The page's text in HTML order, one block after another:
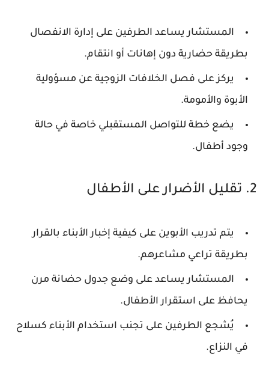
المستشار يساعد الطرفين على إدارة الانفصال
بطريقة حضارية دون إهانات أو انتقام.
يركز على فصل الخلافات الزوجية عن مسؤولية
الأبوة والأمومة.
يضع خطة للتواصل المستقبلي خاصة في حالة
وجود أطفال.
2. تقليل الأضرار على الأطفال
يتم تدريب الأبوين على كيفية إخبار الأبناء بالقرار
بطريقة تراعي مشاعرهم.
المستشار يساعد على وضع جدول حضانة مرن
يحافظ على استقرار الأطفال.
يُشجع الطرفين على تجنب استخدام الأبناء كسلاح
في النزاع.